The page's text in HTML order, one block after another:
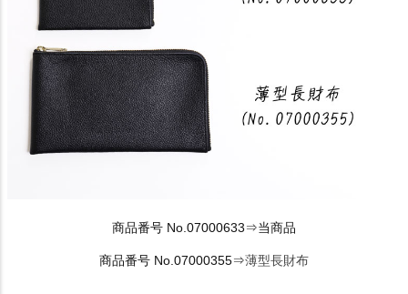
商品番号 No.07000633⇒当商品
商品番号 No.07000355⇒薄型長財布